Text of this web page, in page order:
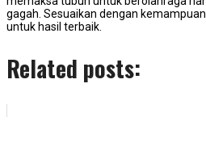
gagah. Sesuaikan dengan
untuk hasil terbaik.
Related posts: